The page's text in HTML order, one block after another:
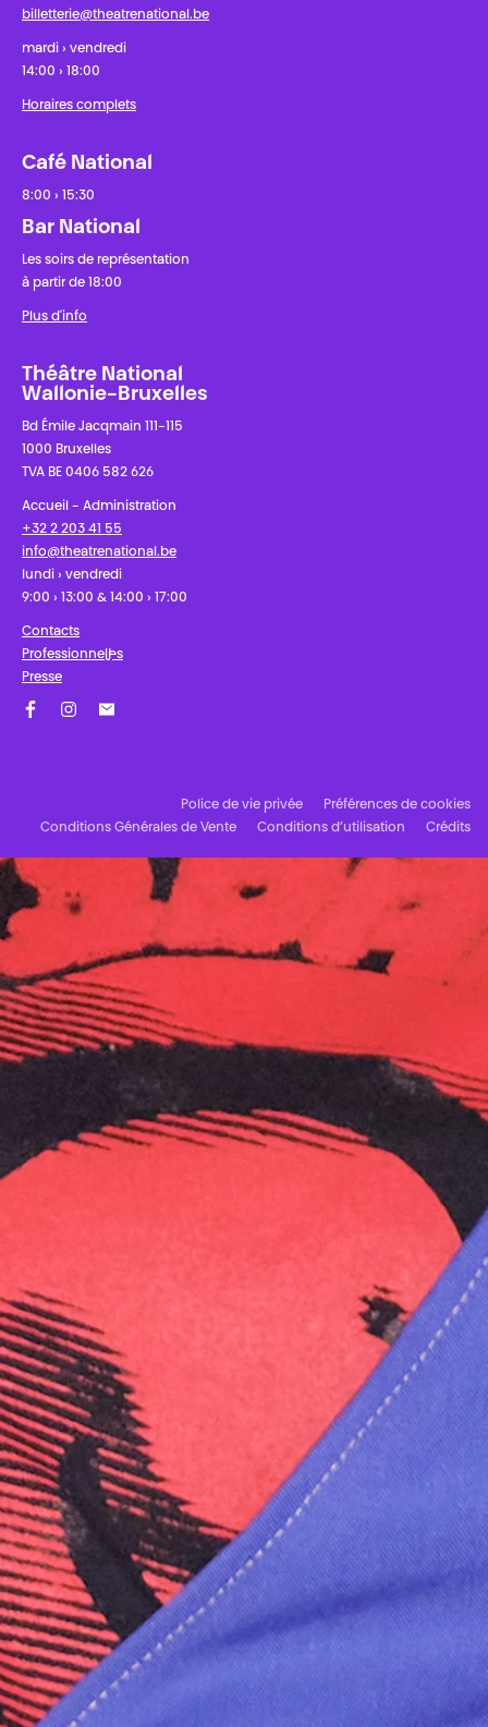
billetterie@theatrenational.be
mardi › vendredi
14:00 › 18:00
Horaires complets
Café National
8:00 › 15:30
Bar National
Les soirs de représentation
à partir de 18:00
Plus d'info
Théâtre National
Wallonie-Bruxelles
Bd Émile Jacqmain 111-115
1000 Bruxelles
TVA BE 0406 582 626
Accueil - Administration
+32 2 203 41 55
info@theatrenational.be
lundi › vendredi
9:00 › 13:00 & 14:00 › 17:00
Contacts
Professionnel·les
Presse
Police de vie privée
Préférences de cookies
Conditions Générales de Vente
Conditions d’utilisation Crédits